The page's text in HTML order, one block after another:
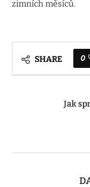
zimních měsíců.
SHARE 0
Jak